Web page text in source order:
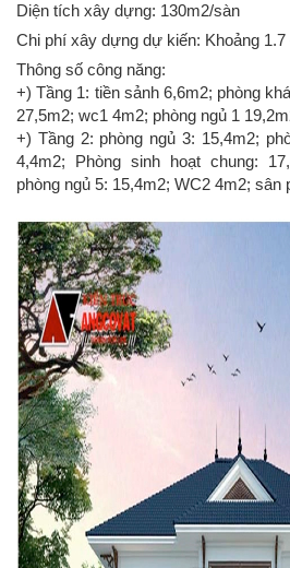
Diện tích xây dựng: 130m2/sàn
Chi phí xây dựng dự kiến: Khoảng 1.7
Thông số công năng:
+) Tầng 1: tiền sảnh 6,6m2; phòng
27,5m2; wc1 4m2; phòng ngủ 1
+) Tầng 2: phòng ngủ 3: 15,4m2;
4,4m2; Phòng sinh hoạt chung:
phòng ngủ 5: 15,4m2; WC2 4m2; sân